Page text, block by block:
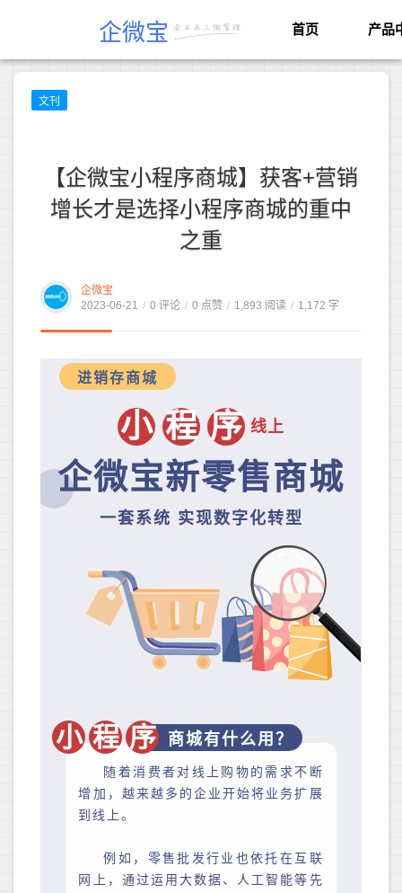
企微宝 首页 产品
文刊
【企微宝小程序商城】获客+营销
增长才是选择小程序商城的重中
之重
企微宝
2023-06-21 / 0 评论 / 0 点赞 / 1,893 阅读 / 1,172 字
进销存商城
小 程 序 线上
企微宝新零售商城
​一套系统 实现数字化转型
小 程 序 商城有什么用？
随着消费者对线上购物的需求不断
增加，越来越多的企业开始将业务扩展
到线上。
例如，零售批发行业也依托在互联
网上，通过运用大数据、人工智能等先